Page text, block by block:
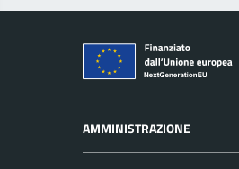
AMMINISTRAZIONE